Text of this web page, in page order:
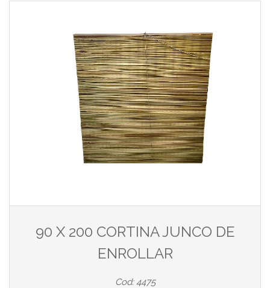
90 X 200 CORTINA JUNCO DE
ENROLLAR
Cod: 4475